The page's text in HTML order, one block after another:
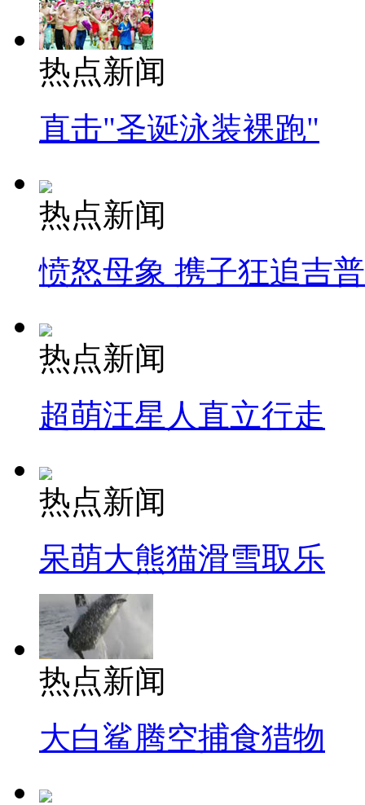
热点新闻
直击"圣诞泳装裸跑"
热点新闻
愤怒母象 携子狂追吉
热点新闻
超萌汪星人直立行走
热点新闻
呆萌大熊猫滑雪取乐
热点新闻
大白鲨腾空捕食猎物